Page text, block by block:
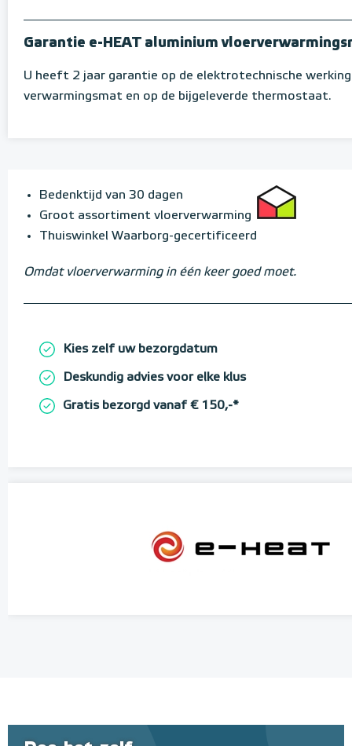
Garantie e-HEAT aluminium
U heeft 2 jaar garantie op de elektrotechnische
verwarmingsmat en op de bijgeleverde thermostaat.
Bedenktijd van 30 dagen
Groot assortiment vloerverwarming
Thuiswinkel Waarborg-gecertificeerd
Omdat vloerverwarming in één keer goed moet.
Kies zelf uw bezorgdatum
Deskundig advies voor elke klus
Gratis bezorgd vanaf € 150,-*